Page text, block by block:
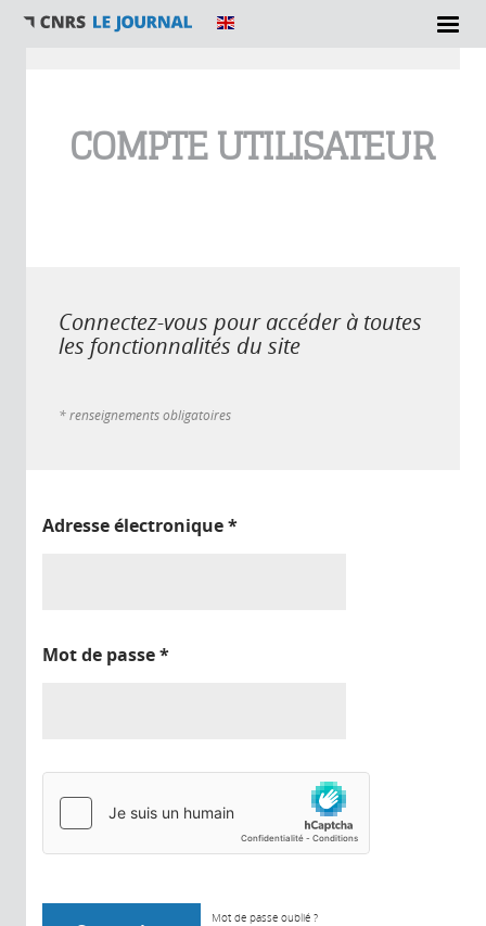
COMPTE UTILISATEUR
Connectez-vous pour accéder à toutes
les fonctionnalités du site
* renseignements obligatoires
Adresse électronique*
Mot de passe*
Mot de passe oublié ?